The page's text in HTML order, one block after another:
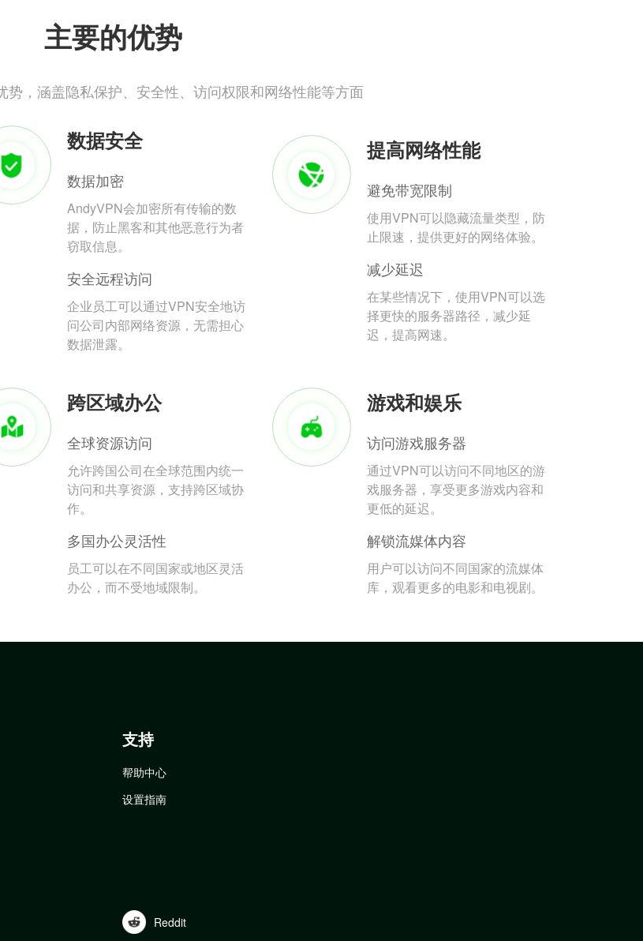
主要的优势
势，涵盖隐私保护、安全性、访问权限和网络性能等方面
数据安全
数据加密
AndyVPN会加密所有传输的数
据，防止黑客和其他恶意行为者
窃取信息。
安全远程访问
企业员工可以通过VPN安全地访
问公司内部网络资源，无需担心
数据泄露。
提高网络性能
避免带宽限制
使用VPN可以隐藏流量类型，防
止限速，提供更好的网络体验。
减少延迟
在某些情况下，使用VPN可以选
择更快的服务器路径，减少延
迟，提高网速。
跨区域办公
全球资源访问
允许跨国公司在全球范围内统一
访问和共享资源，支持跨区域协
作。
多国办公灵活性
员工可以在不同国家或地区灵活
办公，而不受地域限制。
游戏和娱乐
访问游戏服务器
通过VPN可以访问不同地区的游
戏服务器，享受更多游戏内容和
更低的延迟。
解锁流媒体内容
用户可以访问不同国家的流媒体
库，观看更多的电影和电视剧。
支持
帮助中心
设置指南
Reddit